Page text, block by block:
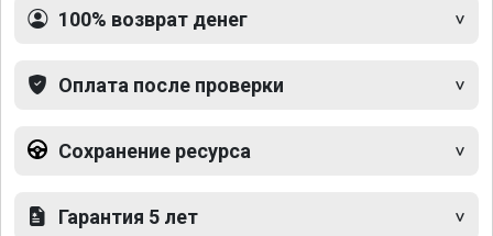
100% возврат денег
Оплата после проверки
Сохранение ресурса
Гарантия 5 лет